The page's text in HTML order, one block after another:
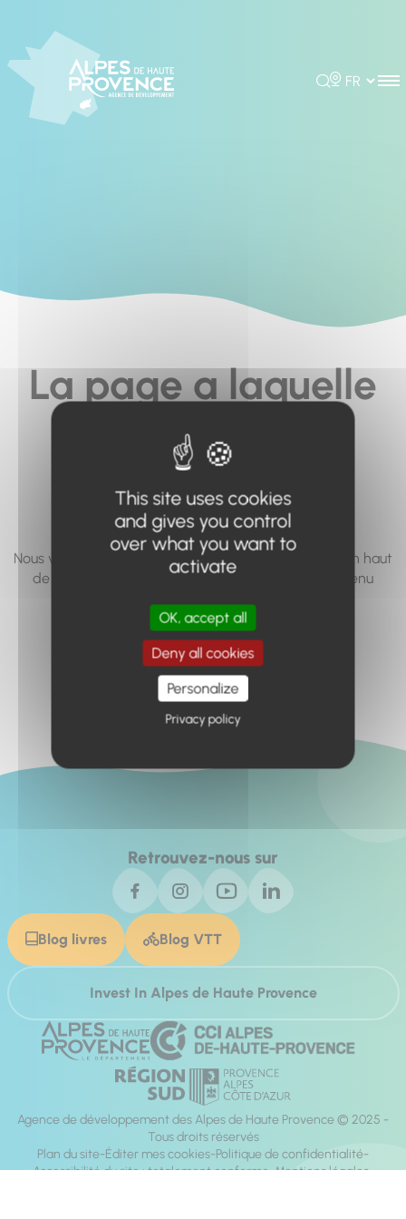
Rechercher
Choisir la
La page a laquelle
vous cherchez à
accéder n'existe
pas... ou plus.
Nous vous invitons à utiliser le moteur de recherche en haut
de page, ou à utiliser le menu pour trouver le contenu
Retour à l'accueil
Retrouvez-nous sur
Blog livres Blog VTT
Invest In Alpes de Haute Provence
Agence de développement des Alpes de Haute Provence © 2025 -
Tous droits réservés
Plan du site Éditer mes cookies Politique de confidentialité
Accessibilité du site : totalement conforme Mentions légales
This site uses cookies
and gives you control
over what you want to
activate
OK, accept all
Deny all cookies
Personalize
Privacy policy